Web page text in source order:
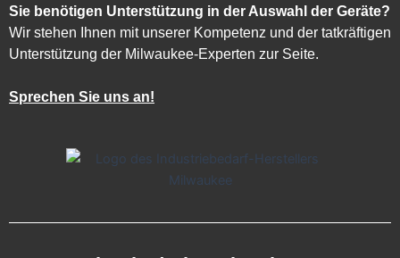
Sie benötigen Unterstützung in der Auswahl der Geräte?
Wir stehen Ihnen mit unserer Kompetenz und der tatkräftigen
Unterstützung der Milwaukee-Experten zur Seite.
Sprechen Sie uns an!